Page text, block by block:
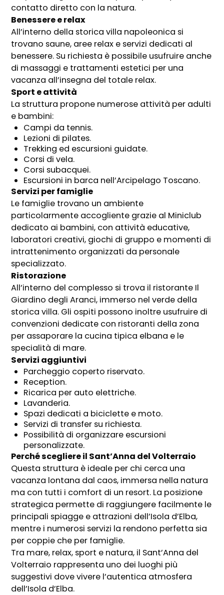
contatto diretto con la natura.
Benessere e relax
All’interno della storica villa napoleonica si
trovano saune, aree relax e servizi dedicati al
benessere. Su richiesta è possibile usufruire anche
di massaggi e trattamenti estetici per una
vacanza all’insegna del totale relax.
Sport e attività
La struttura propone numerose attività per adulti
e bambini:
Campi da tennis.
Lezioni di pilates.
Trekking ed escursioni guidate.
Corsi di vela.
Corsi subacquei.
Escursioni in barca nell’Arcipelago Toscano.
Servizi per famiglie
Le famiglie trovano un ambiente
particolarmente accogliente grazie al Miniclub
dedicato ai bambini, con attività educative,
laboratori creativi, giochi di gruppo e momenti di
intrattenimento organizzati da personale
specializzato.
Ristorazione
All’interno del complesso si trova il ristorante Il
Giardino degli Aranci, immerso nel verde della
storica villa. Gli ospiti possono inoltre usufruire di
convenzioni dedicate con ristoranti della zona
per assaporare la cucina tipica elbana e le
specialità di mare.
Servizi aggiuntivi
Parcheggio coperto riservato.
Reception.
Ricarica per auto elettriche.
Lavanderia.
Spazi dedicati a biciclette e moto.
Servizi di transfer su richiesta.
Possibilità di organizzare escursioni
personalizzate.
Perché scegliere il Sant’Anna del Volterraio
Questa struttura è ideale per chi cerca una
vacanza lontana dal caos, immersa nella natura
ma con tutti i comfort di un resort. La posizione
strategica permette di raggiungere facilmente le
principali spiagge e attrazioni dell’Isola d’Elba,
mentre i numerosi servizi la rendono perfetta sia
per coppie che per famiglie.
Tra mare, relax, sport e natura, il Sant’Anna del
Volterraio rappresenta uno dei luoghi più
suggestivi dove vivere l’autentica atmosfera
dell’Isola d’Elba.